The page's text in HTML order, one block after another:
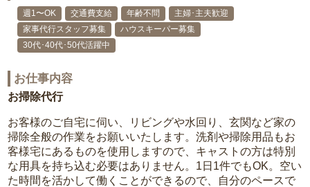
週1〜OK 交通費支給 年齢不問
主婦･主夫歓迎
家事代行スタッフ募集
ハウスキーパー募集
30代･40代･50代活躍中
お仕事内容
お掃除代行
お客様のご自宅に伺い、リビングや水回り、玄関など家の
掃除全般の作業をお願いいたします。洗剤や掃除用品もお
客様宅にあるものを使用しますので、キャストの方は特別
な用具を持ち込む必要はありません。1日1件でもOK。空い
た時間を活かして働くことができるので、自分のペースで